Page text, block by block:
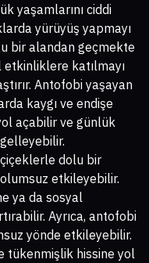
yaşamlarını ciddi
yürüyüş yapmayı
bir alandan geçmekte
katılmayı
Antofobi yaşayan
kaygı ve endişe
açabilir ve günlük
dolu bir
etkileyebilir.
ya da sosyal
Ayrıca, antofobi
yönde etkileyebilir.
tükenmişlik hissine yol